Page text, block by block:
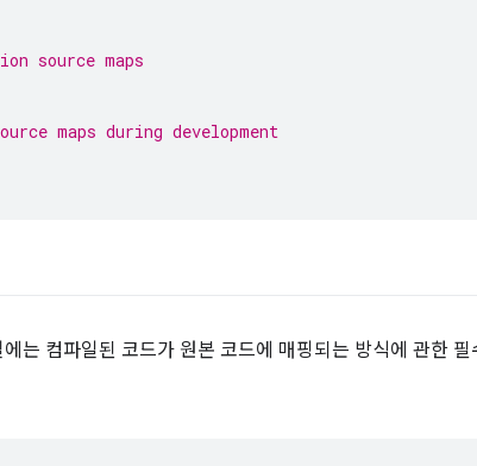
source maps
maps during development
는 컴파일된 코드가 원본 코드에 매핑되는 방식에 관한